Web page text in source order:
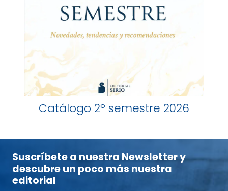
Catálogo 2º semestre 2026
Suscríbete a nuestra Newsletter y
descubre un poco más nuestra
editorial